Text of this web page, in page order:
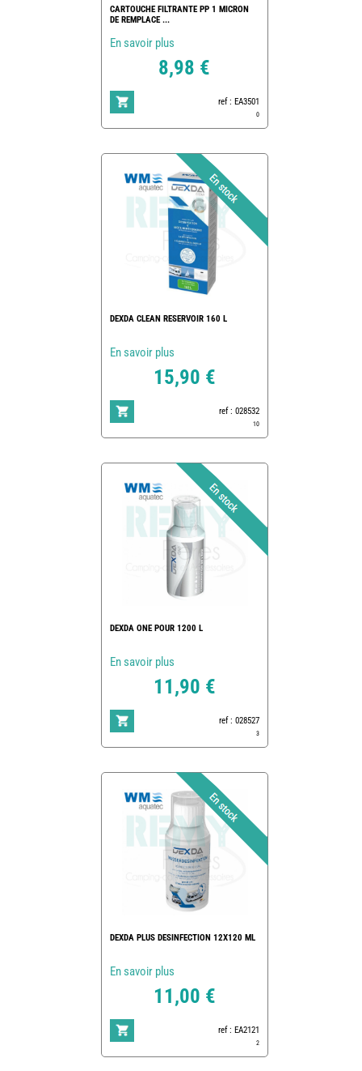
CARTOUCHE FILTRANTE PP 1 MICRON
DE REMPLACE ...
En savoir plus
8,98 €
ref : EA3501
0
DEXDA CLEAN RESERVOIR 160 L
En savoir plus
15,90 €
ref : 028532
10
DEXDA ONE POUR 1200 L
En savoir plus
11,90 €
ref : 028527
3
DEXDA PLUS DESINFECTION 12X120 ML
En savoir plus
11,00 €
ref : EA2121
2